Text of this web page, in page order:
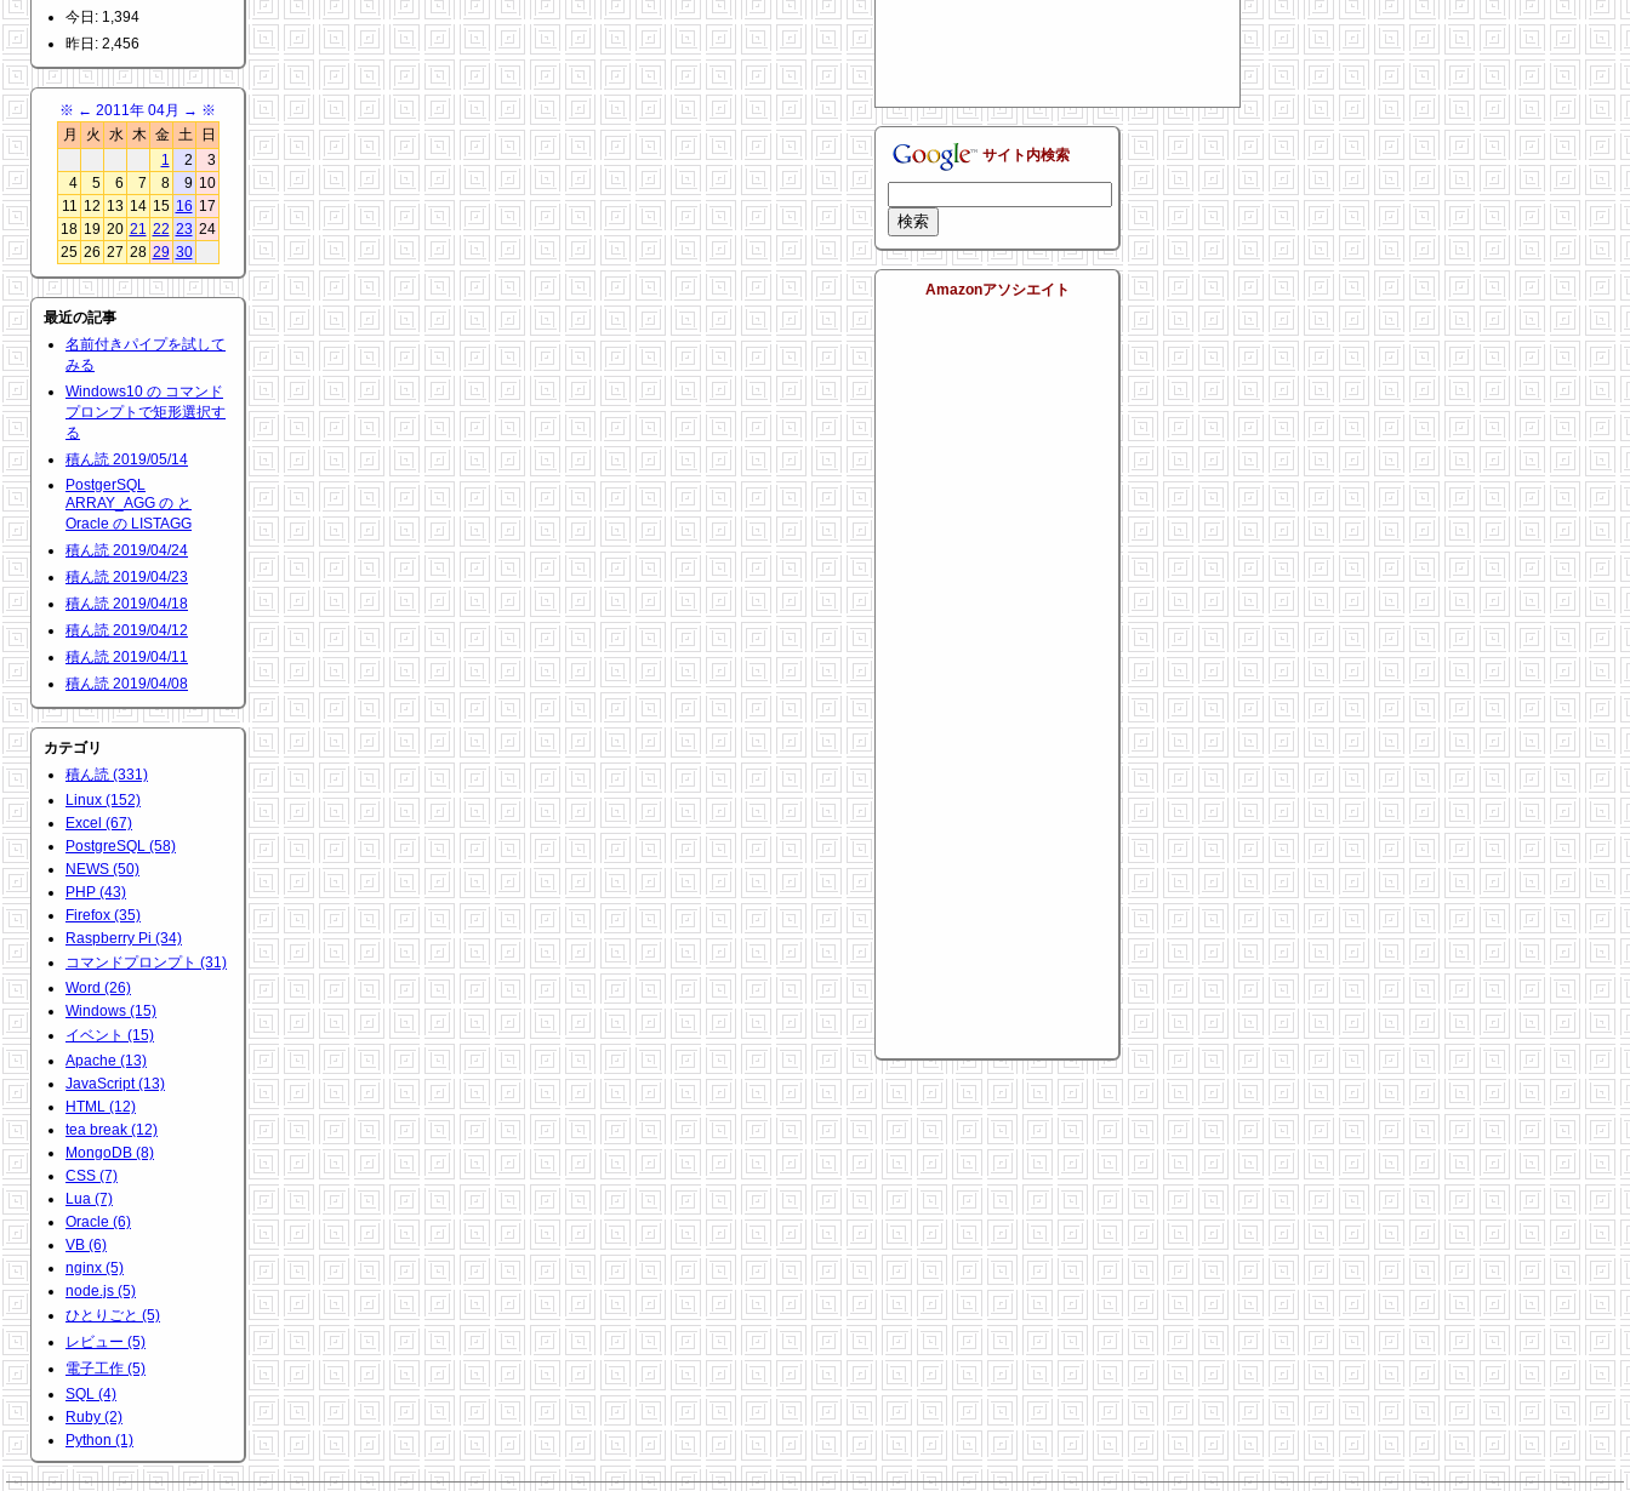
今日: 1,394
昨日: 2,456
※ ← 2011年 04月 → ※
月
火 水 木 金 土
日
1
2
3
4
5 6 7 8 9 10
11 12 13 14 15 16 17
18 19 20 21 22 23 24
25 26 27 28 29 30
最近の記事
名前付きパイプを試して
みる
Windows10 の コマンド
プロンプトで矩形選択す
る
積ん読 2019/05/14
PostgerSQL
ARRAY_AGG の と
Oracle の LISTAGG
積ん読 2019/04/24
積ん読 2019/04/23
積ん読 2019/04/18
積ん読 2019/04/12
積ん読 2019/04/11
積ん読 2019/04/08
カテゴリ
積ん読 (331)
Linux (152)
Excel (67)
PostgreSQL (58)
NEWS (50)
PHP (43)
Firefox (35)
Raspberry Pi (34)
コマンドプロンプト (31)
Word (26)
Windows (15)
イベント (15)
Apache (13)
JavaScript (13)
HTML (12)
tea break (12)
MongoDB (8)
CSS (7)
Lua (7)
Oracle (6)
VB (6)
nginx (5)
node.js (5)
ひとりごと (5)
レビュー (5)
電子工作 (5)
SQL (4)
Ruby (2)
Python (1)
サイト内検索
Amazonアソシエイト